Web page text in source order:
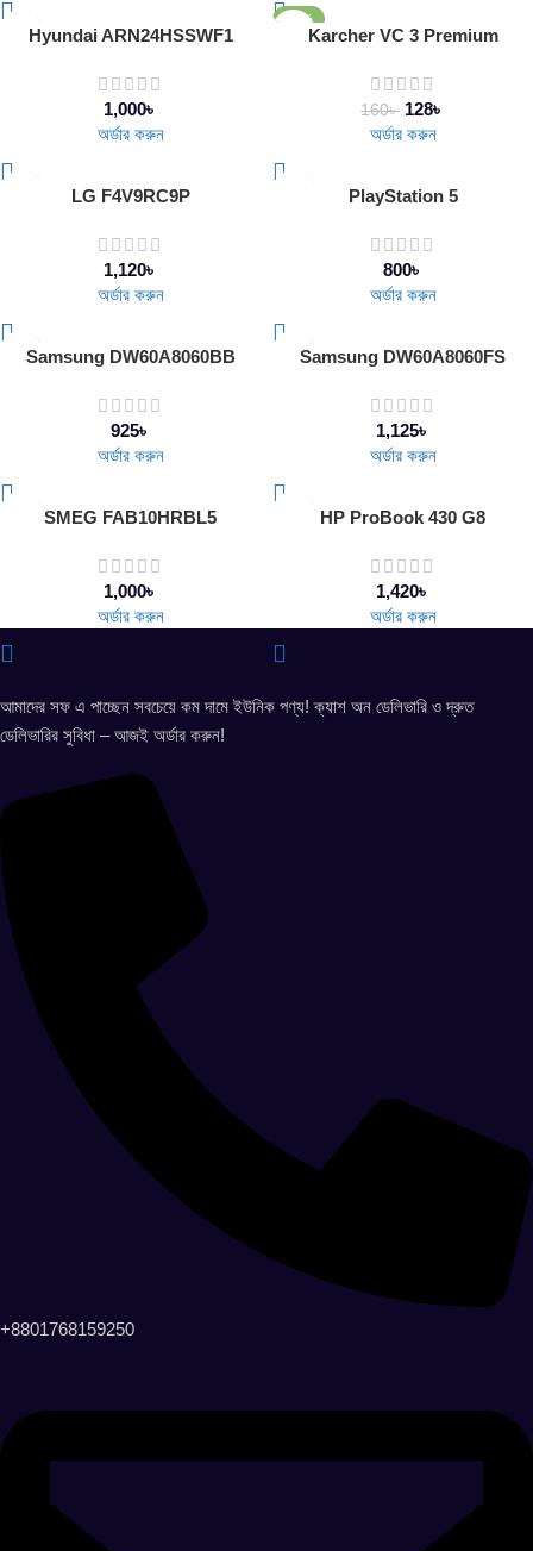
Hyundai ARN24HSSWF1
1,000৳
অর্ডার করুন
-20%
Karcher VC 3 Premium
160৳ 128৳
অর্ডার করুন
LG F4V9RC9P
1,120৳
অর্ডার করুন
PlayStation 5
800৳
অর্ডার করুন
Samsung DW60A8060BB
925৳
অর্ডার করুন
Samsung DW60A8060FS
1,125৳
অর্ডার করুন
SMEG FAB10HRBL5
1,000৳
অর্ডার করুন
НР ProBook 430 G8
1,420৳
অর্ডার করুন
আমাদের সফ এ পাচ্ছেন সবচেয়ে কম দামে ইউনিক পণ্য! ক্যাশ অন ডেলিভারি ও দ্রুত
ডেলিভারির সুবিধা – আজই অর্ডার করুন!
+8801768159250